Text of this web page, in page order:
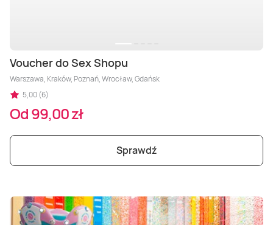
Voucher do Sex Shopu
Warszawa, Kraków, Poznań, Wrocław, Gdańsk
5,00 (6)
Od 99,00 zł
Sprawdź